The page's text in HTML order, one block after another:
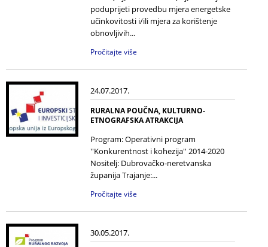
poduprijeti provedbu mjera energetske
učinkovitosti i/ili mjera za korištenje
obnovljivih...
Pročitajte više
24.07.2017.
RURALNA POUČNA, KULTURNO-
ETNOGRAFSKA ATRAKCIJA
Program: Operativni program
''Konkurentnost i kohezija'' 2014-2020
Nositelj: Dubrovačko-neretvanska
županija Trajanje:...
Pročitajte više
30.05.2017.